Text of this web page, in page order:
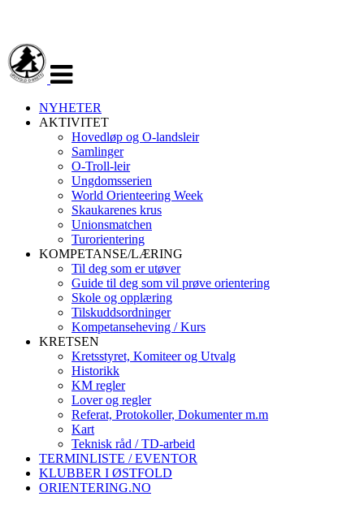
navigasjon
NYHETER
AKTIVITET
Hovedløp og O-landsleir
Samlinger
O-Troll-leir
Ungdomsserien
World Orienteering Week
Skaukarenes krus
Unionsmatchen
Turorientering
KOMPETANSE/LÆRING
Til deg som er utøver
Guide til deg som vil prøve orientering
Skole og opplæring
Tilskuddsordninger
Kompetanseheving / Kurs
KRETSEN
Kretsstyret, Komiteer og Utvalg
Historikk
KM regler
Lover og regler
Referat, Protokoller, Dokumenter m.m
Kart
Teknisk råd / TD-arbeid
TERMINLISTE / EVENTOR
KLUBBER I ØSTFOLD
ORIENTERING.NO